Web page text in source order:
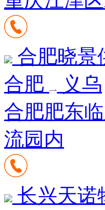
合肥晓景
合肥
义乌
合肥肥东
流园内
长兴天诺